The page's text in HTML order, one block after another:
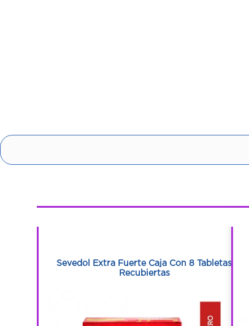
Sevedol Extra Fuerte Caja Con 8 Tabletas
Recubiertas